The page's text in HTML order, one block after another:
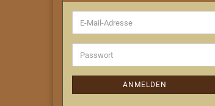
E-
Mail-
Adresse
Passwort
ANMELDEN